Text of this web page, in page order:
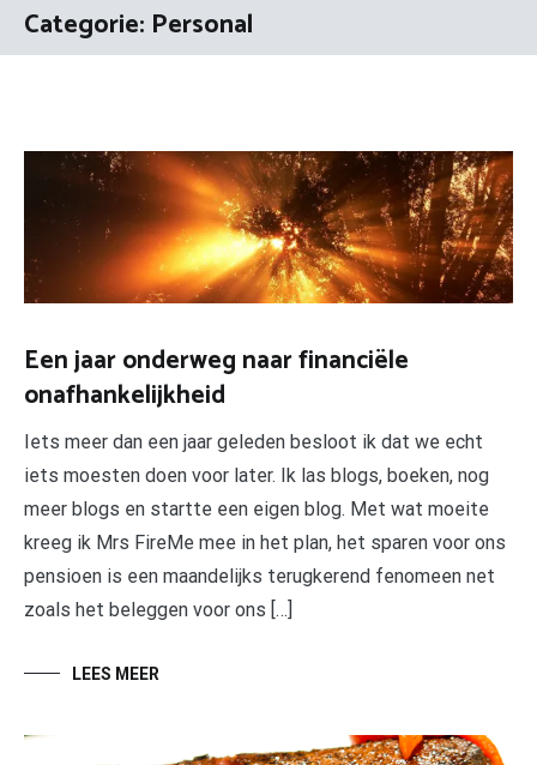
Categorie: Personal
Een jaar onderweg naar financiële
onafhankelijkheid
Iets meer dan een jaar geleden besloot ik dat we echt
iets moesten doen voor later. Ik las blogs, boeken, nog
meer blogs en startte een eigen blog. Met wat moeite
kreeg ik Mrs FireMe mee in het plan, het sparen voor ons
pensioen is een maandelijks terugkerend fenomeen net
zoals het beleggen voor ons […]
LEES MEER